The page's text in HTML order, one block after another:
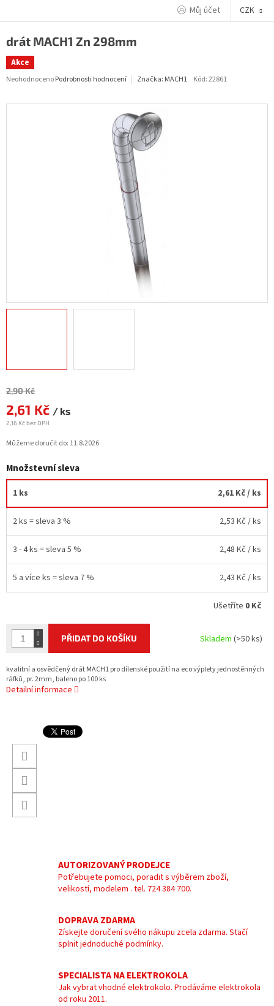
Můj účet CZK
drát MACH1 Zn 298mm
Akce
Průměrné
NeohodnocenoPodrobnosti hodnocení Značka: MACH1 Kód:22861
2,90 Kč
2,61 Kč / ks
2,16 Kč bez DPH
Měrná
Můžeme doručit do: 11.8.2026
Množstevní sleva
1 ks 2,61 Kč/ ks
2 ks = sleva 3 % 2,53 Kč / ks
3 - 4 ks = sleva 5 % 2,48 Kč / ks
5 a více ks = sleva 7 % 2,43 Kč / ks
Ušetříte 0 Kč
PŘIDAT DO KOŠÍKU Skladem(>50 ks)
kvalitní a osvědčený drát MACH1 pro dílenské použití na eco výplety jednostěnných
ráfků, pr. 2mm, baleno po 100 ks
Detailní informace
AUTORIZOVANÝ PRODEJCE
Potřebujete pomoci, poradit s výběrem zboží,
velikostí, modelem . tel. 724 384 700.
DOPRAVA ZDARMA
Získejte doručení svého nákupu zcela zdarma. Stačí
splnit jednoduché podmínky.
SPECIALISTA NA ELEKTROKOLA
Jak vybrat vhodné elektrokolo. Prodáváme elektrokola
od roku 2011.